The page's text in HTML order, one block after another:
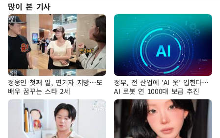
많이 본 기사
정웅인 첫째 딸, 연기자 지망…또
배우 꿈꾸는 스타 2세
정부, 전 산업에 'AI 옷' 입힌다…
AI 로봇 연 1000대 보급 추진